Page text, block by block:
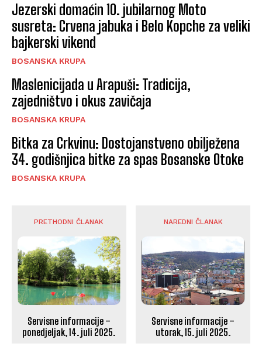
Jezerski domaćin 10. jubilarnog Moto
susreta: Crvena jabuka i Belo Kopche za veliki
bajkerski vikend
BOSANSKA KRUPA
Maslenicijada u Arapuši: Tradicija,
zajedništvo i okus zavičaja
BOSANSKA KRUPA
Bitka za Crkvinu: Dostojanstveno obilježena
34. godišnjica bitke za spas Bosanske Otoke
BOSANSKA KRUPA
PRETHODNI ČLANAK
Servisne informacije –
ponedjeljak, 14. juli 2025.
NAREDNI ČLANAK
Servisne informacije –
utorak, 15. juli 2025.